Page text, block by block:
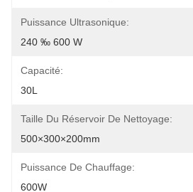
Puissance Ultrasonique:
240 ‰ 600 W
Capacité:
30L
Taille Du Réservoir De Nettoyage:
500×300×200mm
Puissance De Chauffage:
600W